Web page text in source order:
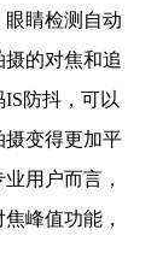
睛检测自动
的对焦和追
防抖，可以
摄变得更加平
用户而言，
峰值功能，